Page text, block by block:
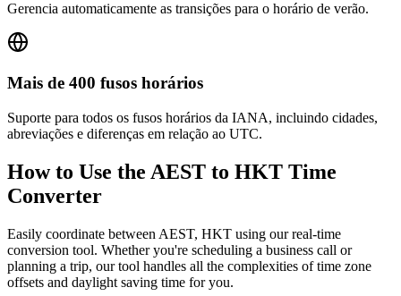
Gerencia automaticamente as transições para o horário de verão.
Mais de 400 fusos horários
Suporte para todos os fusos horários da IANA, incluindo cidades,
abreviações e diferenças em relação ao UTC.
How to Use the AEST to HKT Time
Converter
Easily coordinate between AEST, HKT using our real-time
conversion tool. Whether you're scheduling a business call or
planning a trip, our tool handles all the complexities of time zone
offsets and daylight saving time for you.